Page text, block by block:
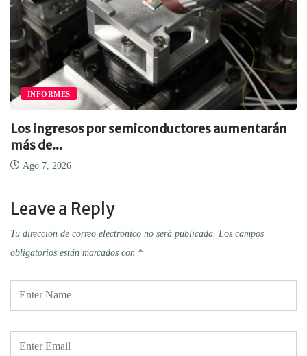
INFORMES
Los ingresos por semiconductores aumentarán
más de...
Ago 7, 2026
Leave a Reply
Tu dirección de correo electrónico no será publicada. Los campos
obligatorios están marcados con *